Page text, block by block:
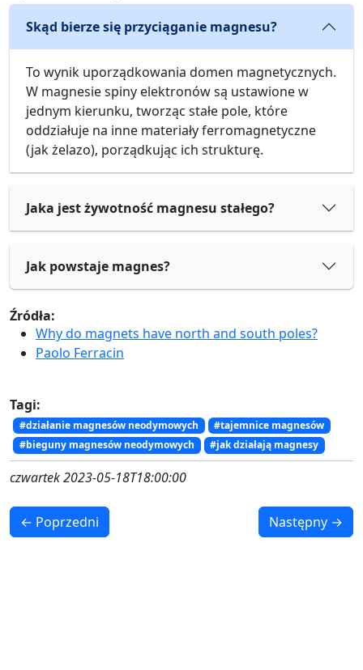
Skąd bierze się przyciąganie magnesu?
To wynik uporządkowania domen magnetycznych.
W magnesie spiny elektronów są ustawione w
jednym kierunku, tworząc stałe pole, które
oddziałuje na inne materiały ferromagnetyczne
(jak żelazo), porządkując ich strukturę.
Jaka jest żywotność magnesu stałego?
Jak powstaje magnes?
Źródła:
Why do magnets have north and south poles?
Paolo Ferracin
Tagi:
#działanie magnesów neodymowych
#tajemnice magnesów
#bieguny magnesów neodymowych
#jak działają magnesy
czwartek 2023-05-18T18:00:00
← Poprzedni Następny →